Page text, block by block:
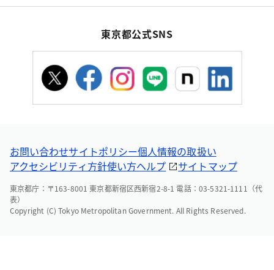
東京都公式SNS
お問い合わせサイトポリシー個人情報の取扱い
アクセシビリティ方針使い方ヘルプ サイトマップ
東京都庁：〒163-8001 東京都新宿区西新宿2-8-1 電話：03-5321-1111（代
表）
Copyright (C) Tokyo Metropolitan Government. All Rights Reserved.